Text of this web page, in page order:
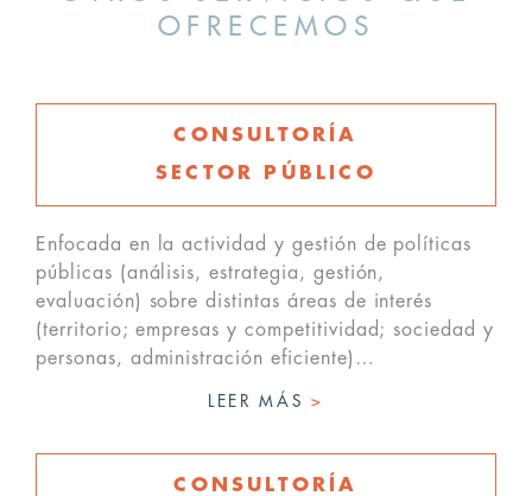
OFRECEMOS
CONSULTORÍA
SECTOR PÚBLICO
Enfocada en la actividad y gestión de políticas
públicas (análisis, estrategia, gestión,
evaluación) sobre distintas áreas de interés
(territorio; empresas y competitividad; sociedad y
personas, administración eficiente)…
LEER MÁS>
CONSULTORÍA